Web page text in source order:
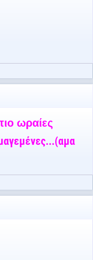
ωραίες